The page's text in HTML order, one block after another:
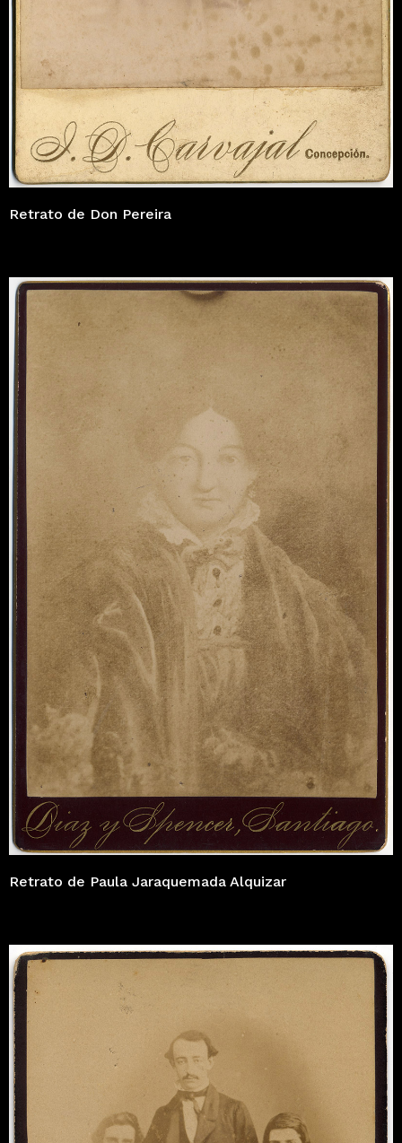
Retrato de Don Pereira
Retrato de Paula Jaraquemada Alquizar